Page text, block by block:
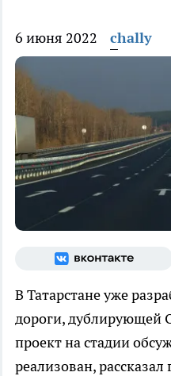
6 июня 2022 chally
В Татарстане уже
дороги, дублирующей
проект на стадии
реализован,